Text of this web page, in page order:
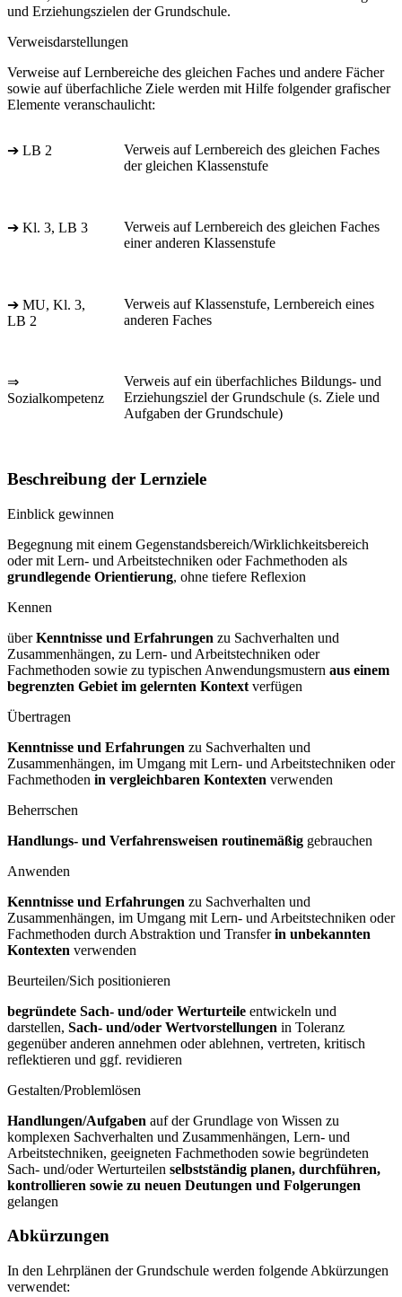
und Erziehungszielen der Grundschule.
Verweisdarstellungen
Verweise auf Lernbereiche des gleichen Faches und andere Fächer
sowie auf überfachliche Ziele werden mit Hilfe folgender grafischer
Elemente veranschaulicht:
➔ LB 2
Verweis auf Lernbereich des gleichen Faches
der gleichen Klassenstufe
➔ Kl. 3, LB 3
Verweis auf Lernbereich des gleichen Faches
einer anderen Klassenstufe
➔ MU, Kl. 3,
LB 2
Verweis auf Klassenstufe, Lernbereich eines
anderen Faches
⇒
Sozialkompetenz
Verweis auf ein überfachliches Bildungs- und
Erziehungsziel der Grundschule (s. Ziele und
Aufgaben der Grundschule)
Beschreibung der Lernziele
Einblick gewinnen
Begegnung mit einem Gegenstandsbereich/Wirklichkeitsbereich
oder mit Lern- und Arbeitstechniken oder Fachmethoden als
grundlegende Orientierung, ohne tiefere Reflexion
Kennen
überKenntnisse und Erfahrungen zu Sachverhalten und
Zusammenhängen, zu Lern- und Arbeitstechniken oder
Fachmethoden sowie zu typischen Anwendungsmustern aus einem
begrenzten Gebiet im gelernten Kontext verfügen
Übertragen
Kenntnisse und Erfahrungen zu Sachverhalten und
Zusammenhängen, im Umgang mit Lern- und Arbeitstechniken oder
Fachmethoden in vergleichbaren Kontexten verwenden
Beherrschen
Handlungs- und Verfahrensweisen routinemäßig gebrauchen
Anwenden
Kenntnisse und Erfahrungen zu Sachverhalten und
Zusammenhängen, im Umgang mit Lern- und Arbeitstechniken oder
Fachmethoden durch Abstraktion und Transferin unbekannten
Kontexten verwenden
Beurteilen/Sich positionieren
begründete Sach- und/oder Werturteile entwickeln und
darstellen, Sach- und/oder Wertvorstellungen in Toleranz
gegenüber anderen annehmen oder ablehnen, vertreten, kritisch
reflektieren und ggf. revidieren
Gestalten/Problemlösen
Handlungen/Aufgaben auf der Grundlage von Wissen zu
komplexen Sachverhalten und Zusammenhängen, Lern- und
Arbeitstechniken, geeigneten Fachmethoden sowie begründeten
Sach- und/oder Werturteilen selbstständig planen, durchführen,
kontrollieren sowie zu neuen Deutungen und Folgerungen
gelangen
Abkürzungen
In den Lehrplänen der Grundschule werden folgende Abkürzungen
verwendet: